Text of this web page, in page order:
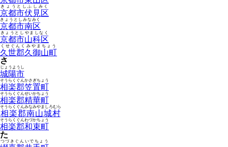
京都市伏見区
きょうとしふしみく
京都市南区
きょうとしみなみく
京都市山科区
きょうとしやましなく
久世郡久御山町
くせぐんくみやまちょう
さ
城陽市
じょうようし
相楽郡笠置町
そうらくぐんかさぎちょう
相楽郡精華町
そうらくぐんせいかちょう
相楽郡南山城村
そうらくぐんみなみやましろむら
相楽郡和束町
そうらくぐんわづかちょう
た
つづきぐんいでちょう